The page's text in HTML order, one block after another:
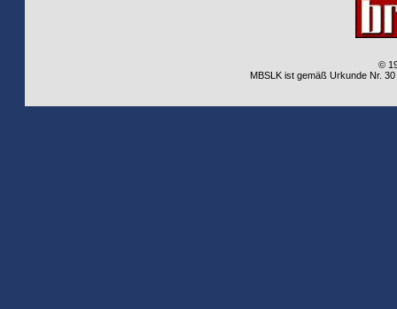
©
MBSLK ist gemäß Urkunde Nr.